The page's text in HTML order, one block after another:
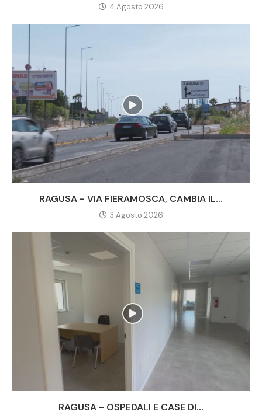
4 Agosto 2026
RAGUSA - VIA FIERAMOSCA, CAMBIA IL...
3 Agosto 2026
RAGUSA - OSPEDALI E CASE DI...